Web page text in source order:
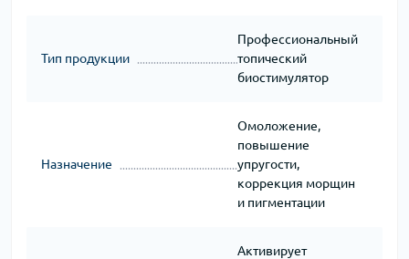
Тип продукции
Профессиональный
топический
биостимулятор
Назначение
Омоложение,
повышение
упругости,
коррекция морщин
и пигментации
Активирует